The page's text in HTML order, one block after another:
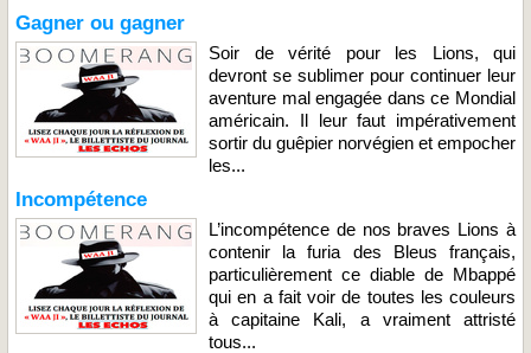
Gagner ou gagner
Soir de vérité pour les Lions, qui
devront se sublimer pour continuer leur
aventure mal engagée dans ce Mondial
américain. Il leur faut impérativement
sortir du guêpier norvégien et empocher
les...
Incompétence
L’incompétence de nos braves Lions à
contenir la furia des Bleus français,
particulièrement ce diable de Mbappé
qui en a fait voir de toutes les couleurs
à capitaine Kali, a vraiment attristé
tous...